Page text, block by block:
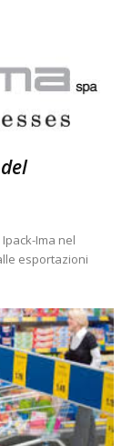
Ima nel
esportazioni